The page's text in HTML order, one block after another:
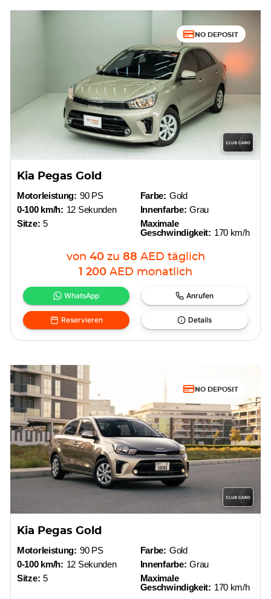
NO DEPOSIT
Kia Pegas Gold
Motorleistung: 90 PS
0-100 km/h: 12 Sekunden
Sitze: 5
Farbe: Gold
Innenfarbe: Grau
Maximale
Geschwindigkeit: 170 km/h
von 40 zu 88 AED täglich
1 200 AED monatlich
WhatsApp Anrufen
Reservieren Details
NO DEPOSIT
Kia Pegas Gold
Motorleistung: 90 PS
0-100 km/h: 12 Sekunden
Sitze: 5
Farbe: Gold
Innenfarbe: Grau
Maximale
Geschwindigkeit: 170 km/h